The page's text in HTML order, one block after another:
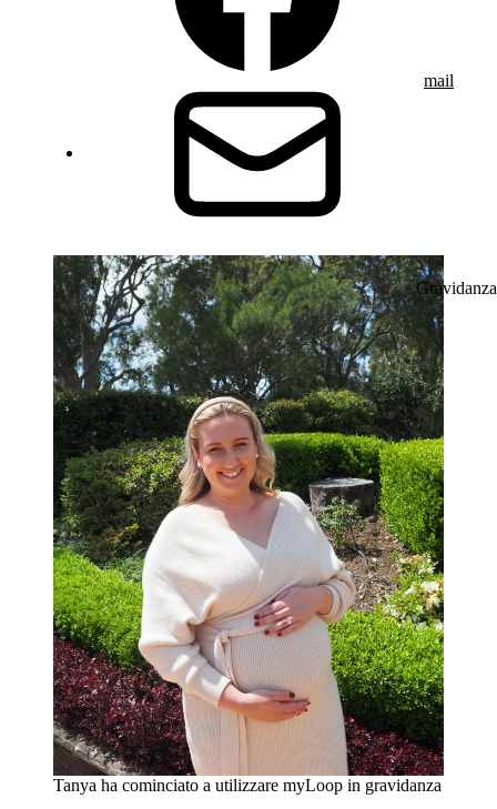
mail
Gravidanza
Tanya ha cominciato a utilizzare myLoop in gravidanza